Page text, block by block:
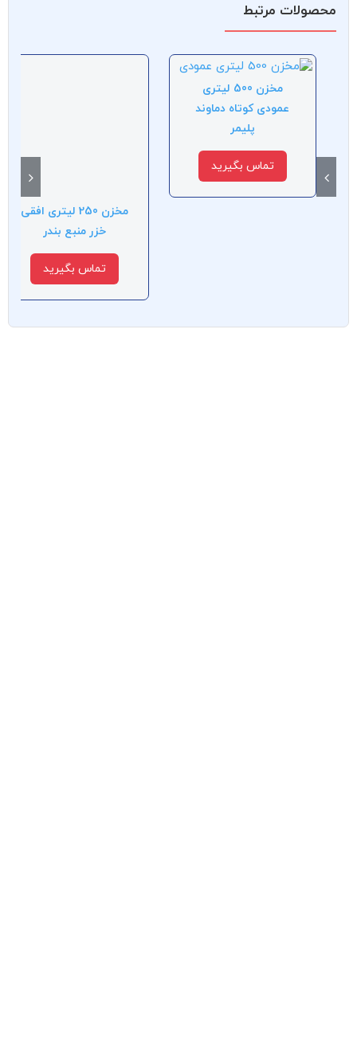
محصولات مرتبط
مخزن 500 لیتری
عمودی کوتاه دماوند
پلیمر
تماس بگیرید
مخزن 250 لیتری افقی
خزر منبع بندر
تماس بگیرید